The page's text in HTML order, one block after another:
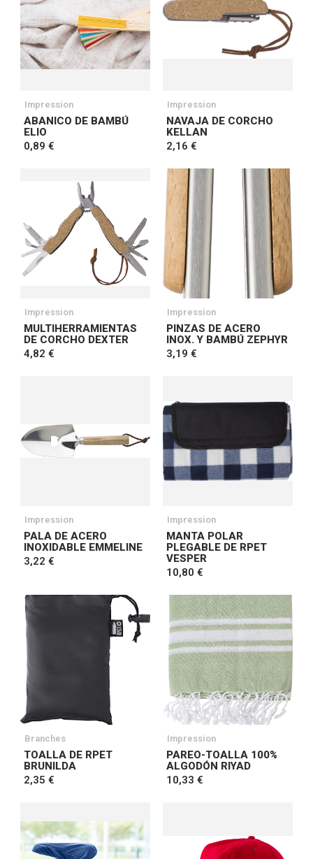
Impression
ABANICO DE BAMBÚ
ELIO
0,89 €
Impression
NAVAJA DE CORCHO
KELLAN
2,16 €
Impression
MULTIHERRAMIENTAS
DE CORCHO DEXTER
4,82 €
Impression
PINZAS DE ACERO
INOX. Y BAMBÚ ZEPHYR
3,19 €
Impression
PALA DE ACERO
INOXIDABLE EMMELINE
3,22 €
Impression
MANTA POLAR
PLEGABLE DE RPET
VESPER
10,80 €
Branches
TOALLA DE RPET
BRUNILDA
2,35 €
Impression
PAREO-TOALLA 100%
ALGODÓN RIYAD
10,33 €